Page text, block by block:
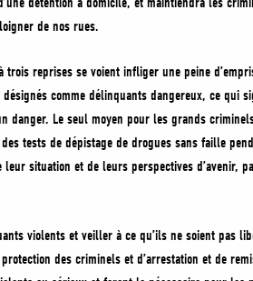
de nos rues.
reprises se voient infliger une peine
comme délinquants dangereux, ce qui
danger. Le seul moyen pour les grands
tests de dépistage de drogues sans faille
situation et de leurs perspectives d’avenir,
violents et veiller à ce qu’ils ne soient pas
des criminels et d’arrestation et de